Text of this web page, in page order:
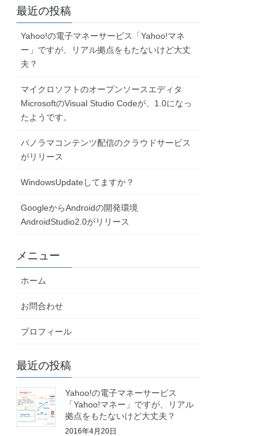
最近の投稿
Yahoo!の電子マネーサービス「Yahoo!マネ
ー」ですが、リアル拠点をもたないけど大丈
夫？
マイクロソフトのオープンソースエディタ
MicrosoftのVisual Studio Codeが、1.0になっ
たようです。
パノラマコンテンツ配信のクラウドサービス
がリリース
WindowsUpdateしてますか？
GoogleからAndroidの開発環境
AndroidStudio2.0がリリース
メニュー
ホーム
お問合わせ
プロフィール
最近の投稿
Yahoo!の電子マネーサービス
「Yahoo!マネー」ですが、リアル
拠点をもたないけど大丈夫？
2016年4月20日